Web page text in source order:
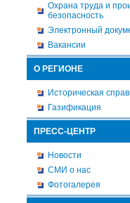
Охрана труда и
безопасность
Электронный
Вакансии
О РЕГИОНЕ
Историческая
Газификация
ПРЕСС-ЦЕНТР
Новости
СМИ о нас
Фотогалерея